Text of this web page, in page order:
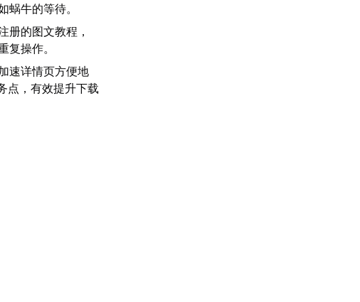
牛的等待。
册的图文教程，
操作。
速详情页方便地
点，有效提升下载